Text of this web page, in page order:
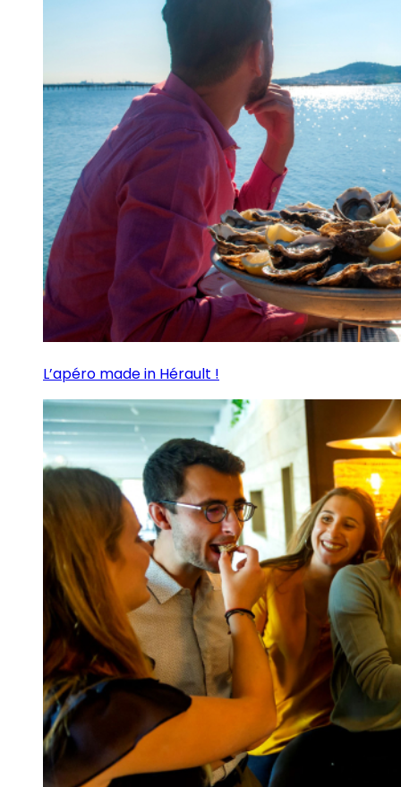
L’apéro made in Hérault !